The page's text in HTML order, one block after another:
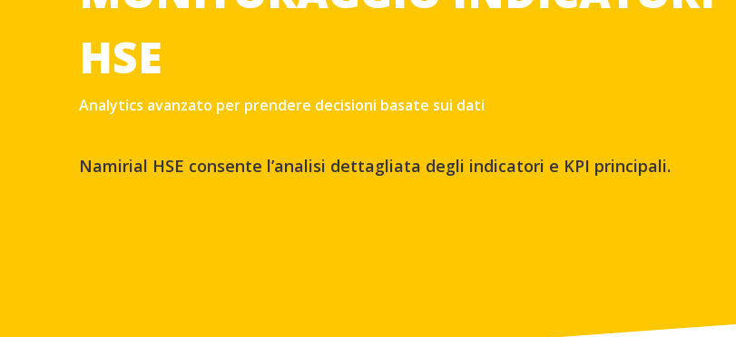
HSE
Analytics avanzato per prendere decisioni basate sui dati
Namirial HSE consente l’analisi dettagliata degli indicatori e KPI principali.